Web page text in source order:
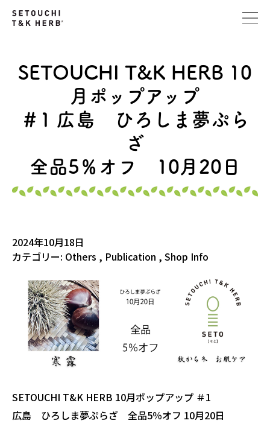
SETOUCHI T&K HERB 10
月ポップアップ
＃1 広島 ひろしま夢ぷら
ざ
全品5％オフ 10月20日
2024年10月18日
カテゴリー: Others , Publication ,Shop Info
SETOUCHI T&K HERB 10月ポップアップ ＃1
広島 ひろしま夢ぷらざ 全品5％オフ 10月20日